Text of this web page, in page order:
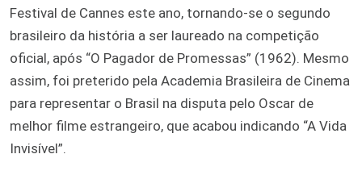
Festival de Cannes este ano, tornando-se o segundo
brasileiro da história a ser laureado na competição
oficial, após “O Pagador de Promessas” (1962). Mesmo
assim, foi preterido pela Academia Brasileira de Cinema
para representar o Brasil na disputa pelo Oscar de
melhor filme estrangeiro, que acabou indicando “A Vida
Invisível”.